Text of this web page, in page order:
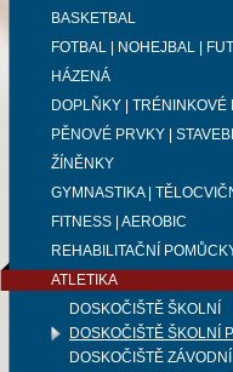
BASKETBAL
FOTBAL | NOHEJBAL |
HÁZENÁ
DOPLŇKY | TRÉNINKOVÉ
PĚNOVÉ PRVKY |
ŽÍNĚNKY
GYMNASTIKA |
FITNESS | AEROBIC
REHABILITAČNÍ
ATLETIKA
DOSKOČIŠTĚ ŠKOLNÍ
DOSKOČIŠTĚ ŠKOLNÍ
DOSKOČIŠTĚ ZÁVODNÍ